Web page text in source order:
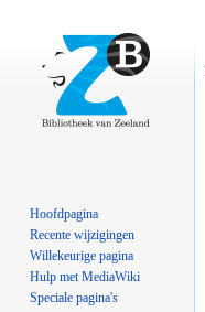
Hoofdpagina
Recente wijzigingen
Willekeurige pagina
Hulp met MediaWiki
Speciale pagina's